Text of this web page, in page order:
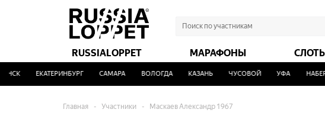
RUSSIALOPPET МАРАФОНЫ
ЕКАТЕРИНБУРГ САМАРА ВОЛОГДА КАЗАНЬ ЧУСОВОЙ УФА
Главная - Участники - Маскаев Александр 1967